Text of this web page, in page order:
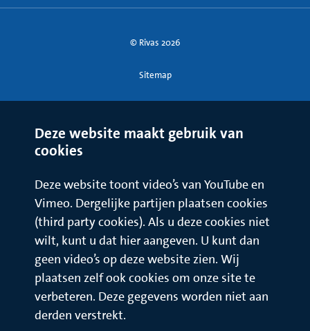
© Rivas 2026
Sitemap
Deze website maakt gebruik van
cookies
Deze website toont video’s van YouTube en
Vimeo. Dergelijke partijen plaatsen cookies
(third party cookies). Als u deze cookies niet
wilt, kunt u dat hier aangeven. U kunt dan
geen video’s op deze website zien. Wij
plaatsen zelf ook cookies om onze site te
verbeteren. Deze gegevens worden niet aan
derden verstrekt.